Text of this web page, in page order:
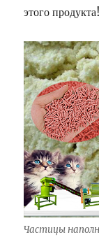
этого продукта!
Частицы